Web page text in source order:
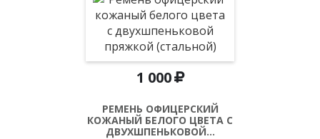
1 000
РЕМЕНЬ ОФИЦЕРСКИЙ
КОЖАНЫЙ БЕЛОГО ЦВЕТА С
ДВУХШПЕНЬКОВОЙ…